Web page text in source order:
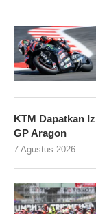
KTM Dapatkan
GP Aragon
7 Agustus 2026